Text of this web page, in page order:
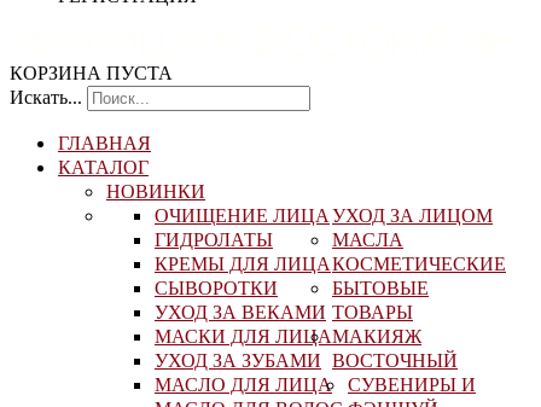
КОРЗИНА ПУСТА
Искать...
ГЛАВНАЯ
КАТАЛОГ
НОВИНКИ
УХОД ЗА ЛИЦОМ
ОЧИЩЕНИЕ ЛИЦА
ГИДРОЛАТЫ
КРЕМЫ ДЛЯ ЛИЦА
СЫВОРОТКИ
УХОД ЗА ВЕКАМИ
МАСКИ ДЛЯ ЛИЦА
УХОД ЗА ЗУБАМИ
МАСЛА
КОСМЕТИЧЕСКИЕ
МАСЛО ДЛЯ ЛИЦА
БЫТОВЫЕ
ТОВАРЫ
МАКИЯЖ
ВОСТОЧНЫЙ
СУВЕНИРЫ И